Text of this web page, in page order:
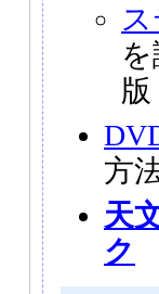
版
方
天
ク